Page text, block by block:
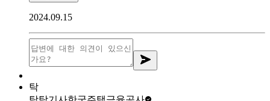
2024.09.15
탁